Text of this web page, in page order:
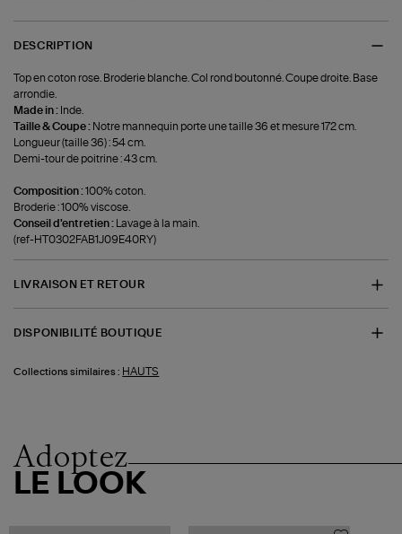
DESCRIPTION
Top en coton rose. Broderie blanche. Col rond boutonné. Coupe droite. Base
arrondie.
Made in : Inde.
Taille & Coupe : Notre mannequin porte une taille 36 et mesure 172 cm.
Longueur (taille 36) : 54 cm.
Demi-tour de poitrine : 43 cm.
Composition :100% coton.
Broderie : 100% viscose.
Conseil d'entretien : Lavage à la main.
(ref-HT0302FAB1J09E40RY)
LIVRAISON ET RETOUR
DISPONIBILITÉ BOUTIQUE
Collections similaires : HAUTS
Adoptez
LE LOOK